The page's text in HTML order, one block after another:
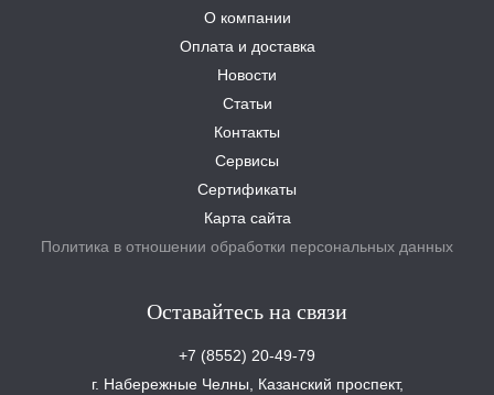
О компании
Оплата и доставка
Новости
Статьи
Контакты
Сервисы
Сертификаты
Карта сайта
Политика в отношении обработки персональных данных
Оставайтесь на связи
+7 (8552) 20-49-79
г. Набережные Челны, Казанский проспект,